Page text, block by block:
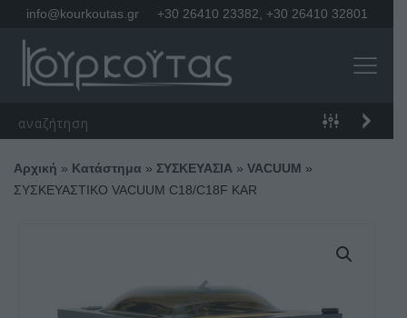
info@kourkoutas.gr +30 26410 23382 +30 26410 32801
Αρχική » Κατάστημα » ΣΥΣΚΕΥΑΣΙΑ » VACUUM »
ΣΥΣΚΕΥΑΣΤΙΚΟ VACUUM C18/C18F KAR